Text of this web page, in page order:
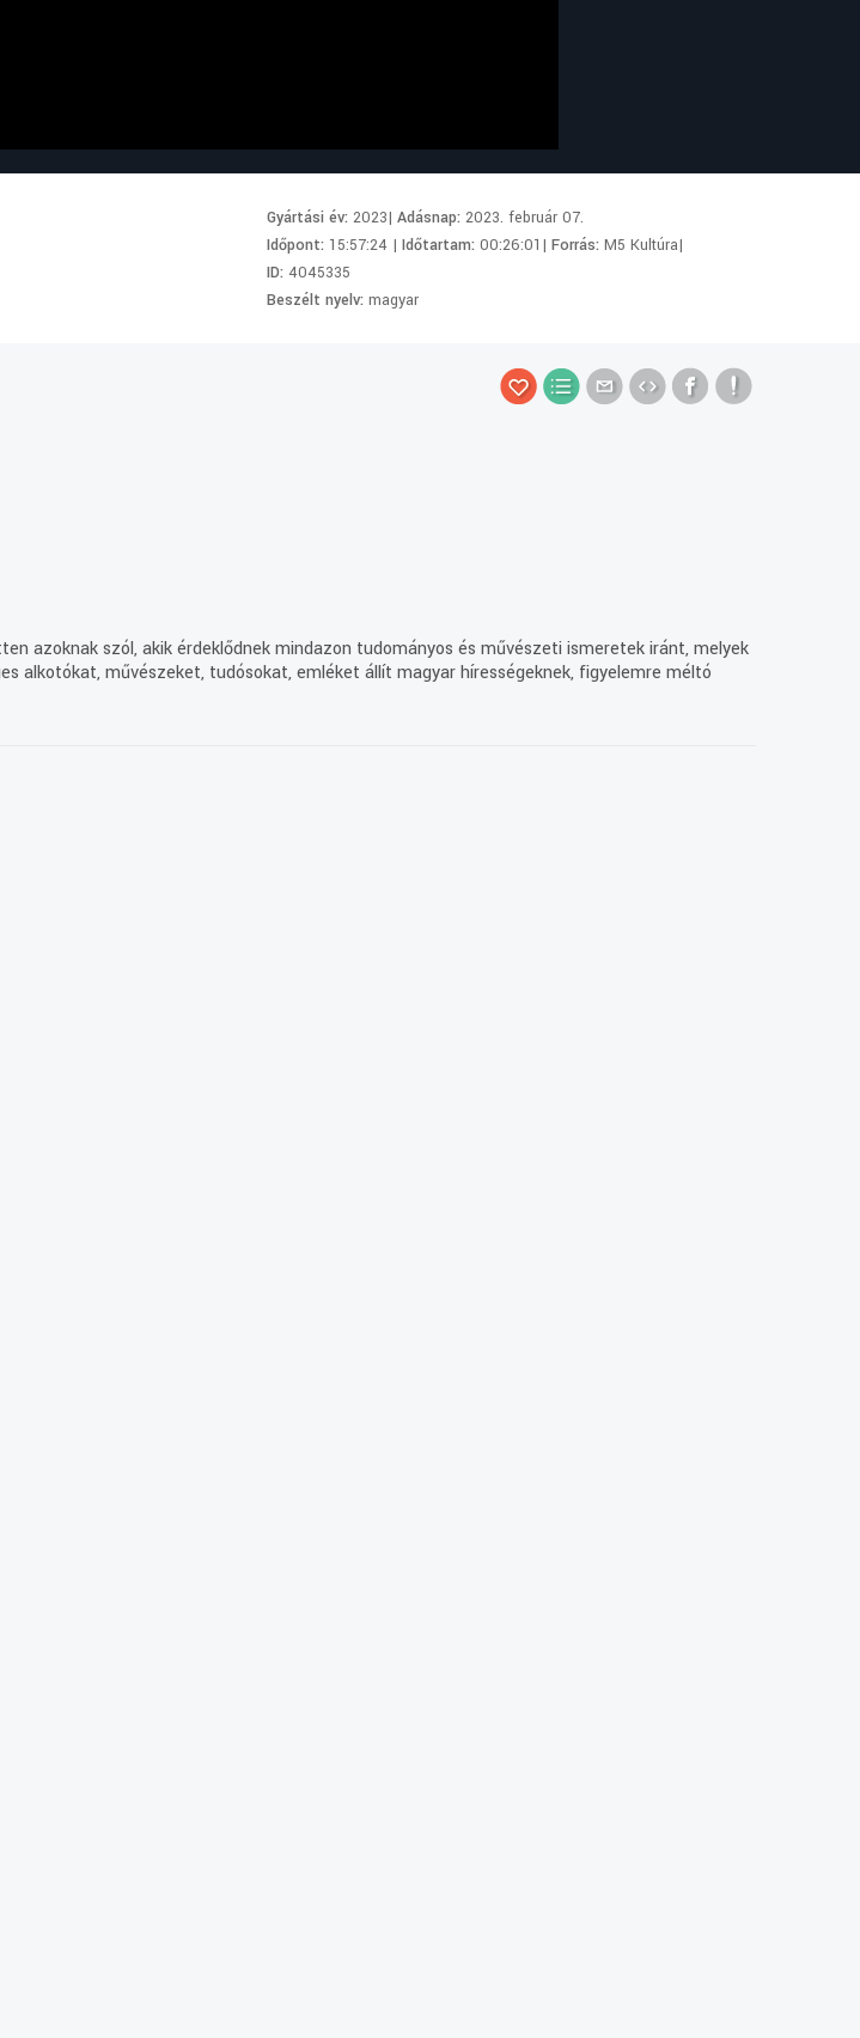
Gyártási év:2023|Adásnap:2023. február 07.
Időpont: 15:57:24 |Időtartam:00:26:01|Forrás:M5 Kultúra|
ID:4045335
Beszélt nyelv:magyar
azoknak szól, akik érdeklődnek mindazon tudományos és művészeti ismeretek iránt, melyek
alkotókat, művészeket, tudósokat, emléket állít magyar hírességeknek, figyelemre méltó